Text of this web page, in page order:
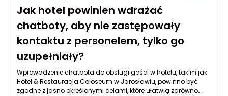
Jak hotel powinien wdrażać
chatboty, aby nie zastępowały
kontaktu z personelem, tylko go
uzupełniały?
Wprowadzenie chatbota do obsługi gości w hotelu, takim jak
Hotel & Restauracja Coloseum w Jarosławiu, powinno być
zgodne z jasno określonymi celami, które ułatwią zarówno